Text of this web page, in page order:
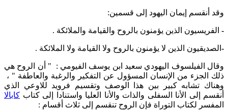
وقد أنقسم إيمان اليهود إلى قسمين:
- الفريسيون الذين يؤمنون بالروح والقيامة والملائكة .
- الصديقيون الذين لا يؤمنون بالروح ولا القيامة ولا الملائكة .
وقال الفيلسوف اليهودي سعيد ابن يوسف الفيومي : " أن الروح هي
ذلك الجزء من الإنسان المسؤول عن التفكير والرغبة والعاطفة " ،
وهناك تشابه كبير بين هذا الوصف وتقسيم فرويد للاوعي الذي
أنقسم إلى الأنا السفلى والذات والأنا العليا واستنادا إلى كتاب كابالا
المفسر لكتاب التوراة فإن الروح تنقسم إلى ثلاث أقسام :